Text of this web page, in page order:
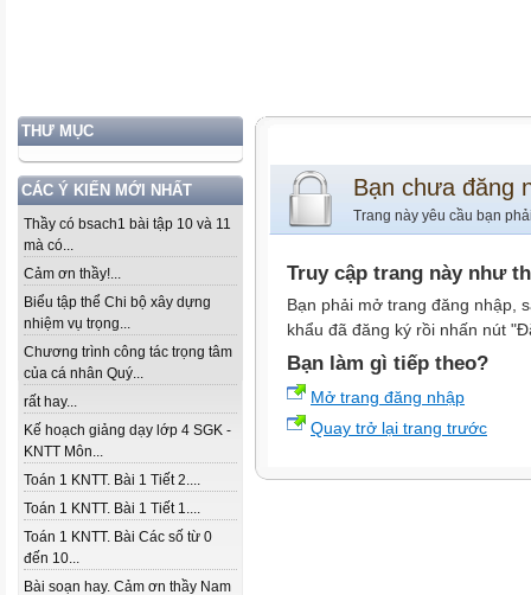
THƯ MỤC
CÁC Ý KIẾN MỚI NHẤT
Thầy có bsach1 bài tập 10 và 11
mà có...
Cảm ơn thầy!...
Biểu tập thể Chi bộ xây dựng
nhiệm vụ trọng...
Chương trình công tác trọng tâm
của cá nhân Quý...
rất hay...
Kế hoạch giảng dạy lớp 4 SGK -
KNTT Môn...
Toán 1 KNTT. Bài 1 Tiết 2....
Toán 1 KNTT. Bài 1 Tiết 1....
Toán 1 KNTT. Bài Các số từ 0
đến 10...
Bài soạn hay. Cảm ơn thầy Nam
Bạn chưa đăng
Trang này yêu cầu bạn
Truy cập trang này như
Bạn phải mở trang đăng nhập,
khẩu đã đăng ký rồi nhấn nút
Bạn làm gì tiếp theo?
Mở trang đăng nhập
Quay trở lại trang trước